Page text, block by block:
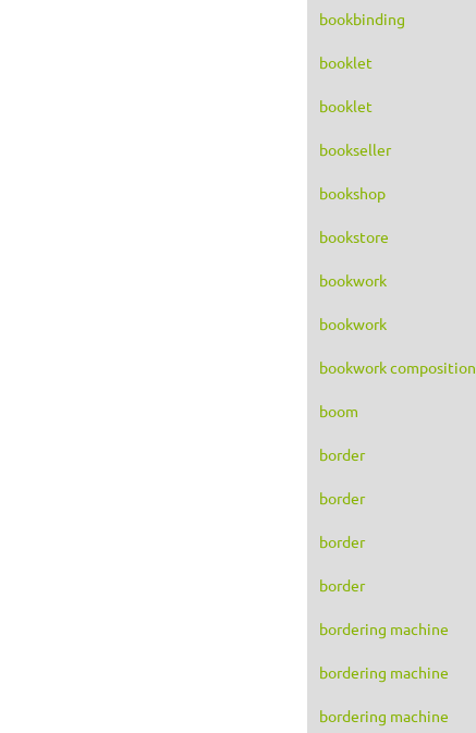
bookbinding
booklet
booklet
bookseller
bookshop
bookstore
bookwork
bookwork
bookwork composition
boom
border
border
border
border
bordering machine
bordering machine
bordering machine